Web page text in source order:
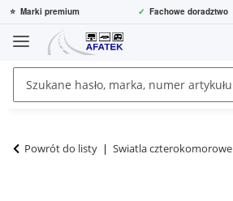
⭐ Marki premium ✓ Fachowe doradztwo
Powrót do listy Swiatla czterokomorowe